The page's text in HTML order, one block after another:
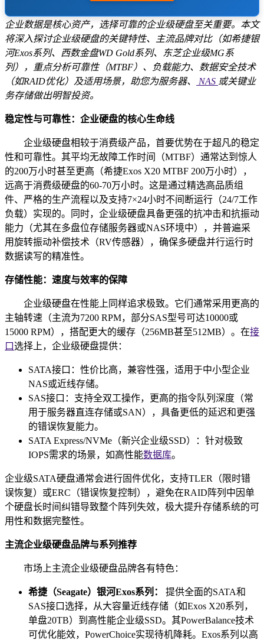
企业数据是核心资产，选择可靠的企业级硬盘至关重要。本文
将深入探讨企业级硬盘的关键特性、主流品牌对比（如希捷银
河Exos系列、西数金盘WD Gold系列、东芝企业级MG系
列），重点分析可靠性（MTBF）、负载能力、数据安全技术
（如RAID优化）及适用场景，助您为服务器、
NAS 或关键业
务存储做出明智投资。
稳定性与可靠性：企业硬盘的核心生命线
企业级硬盘相较于消费级产品，首要优势在于超凡的稳定
性和可靠性。其平均无故障工作时间（MTBF）通常达到惊人
的200万小时甚至更高（希捷Exos X20 MTBF 200万小时），
远高于消费级硬盘的60-70万小时。这是通过精选高品质组
件、严格的生产流程以及支持7×24小时不间断运行（24/7工作
负载）实现的。同时，企业级硬盘具备更强的抗冲击和抗振动
能力（尤其在多盘位存储服务器或NAS环境中），并普遍采
用旋转振动补偿技术（RV传感器），确保多硬盘并行运行时
数据读写的精准性。
存储性能：速度与效率的保障
企业级硬盘在性能上同样追求极致。它们通常采用更高的
主轴转速（主流为7200 RPM，部分SAS型号可达10000或
15000 RPM），搭配更大的缓存（256MB甚至512MB）。在接
口选择上，企业级硬盘提供：
SATA接口：性价比高，兼容性强，适用于中小型企业
NAS或近线存储。
SAS接口：支持全双工操作，更高的指令队列深度（常
用于服务器直连存储或SAN），具备更低的延迟和更强
的错误恢复能力。
SATA Express/NVMe（新兴企业级SSD）：针对极致
IOPS需求的场景，如高性能数据库。
企业级SATA硬盘通常会进行固件优化，支持TLER（限时错
误恢复）或ERC（错误恢复控制），避免在RAID阵列中因单
个硬盘长时间纠错导致整个阵列失效，极大提升存储系统的可
用性和数据完整性。
主流企业级硬盘品牌与系列推荐
市场上主流企业级硬盘品牌各有特色：
希捷（Seagate）银河Exos系列：
提供全面的SATA和
SAS接口选择，从大容量近线存储（如Exos X20系列，
单盘20TB）到高性能企业级SSD。其PowerBalance技术
可优化能效，PowerChoice实现待机降耗。Exos系列以高